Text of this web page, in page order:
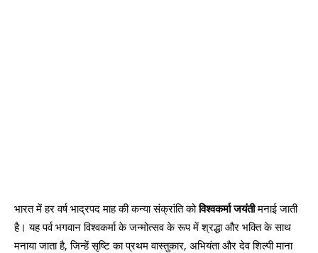
भारत में हर वर्ष भाद्रपद माह की कन्या संक्रांति कोविश्वकर्मा जयंतीमनाई जाती
है। यह पर्व भगवान विश्वकर्मा के जन्मोत्सव के रूप में श्रद्धा और भक्ति के साथ
मनाया जाता है, जिन्हें सृष्टि का प्रथम वास्तुकार, अभियंता और देव शिल्पी माना